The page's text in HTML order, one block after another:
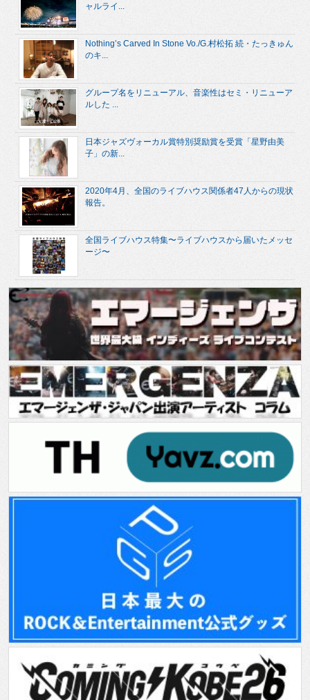
ャルライ...
Nothing’s Carved In Stone Vo./G.村松拓 続・たっきゅん
のキ...
グループ名をリニューアル、音楽性はセミ・リニューア
ルした ...
日本ジャズヴォーカル賞特別奨励賞を受賞「星野由美
子」の新...
2020年4月、全国のライブハウス関係者47人からの現状
報告。
全国ライブハウス特集〜ライブハウスから届いたメッセ
ージ〜